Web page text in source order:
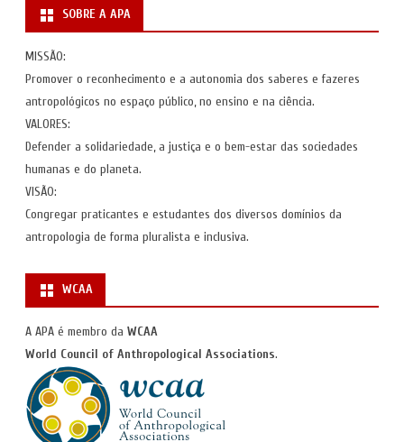
SOBRE A APA
MISSÃO:
Promover o reconhecimento e a autonomia dos saberes e fazeres
antropológicos no espaço público, no ensino e na ciência.
VALORES:
Defender a solidariedade, a justiça e o bem-estar das sociedades
humanas e do planeta.
VISÃO:
Congregar praticantes e estudantes dos diversos domínios da
antropologia de forma pluralista e inclusiva.
WCAA
A APA é membro da WCAA
World Council of Anthropological Associations.